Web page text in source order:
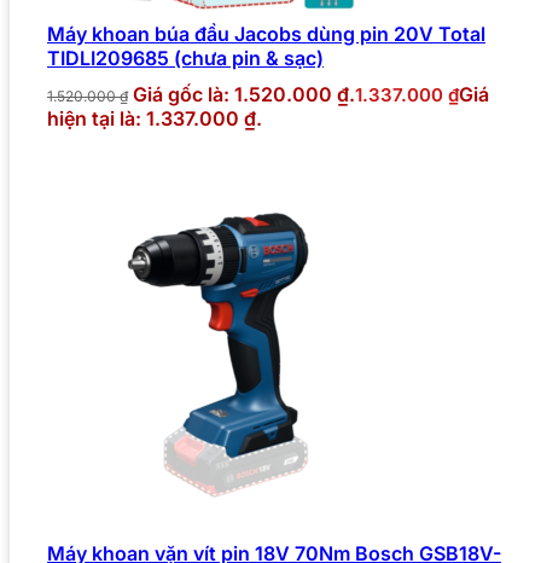
Máy khoan búa đầu Jacobs dùng pin 20V Total
TIDLI209685 (chưa pin & sạc)
1.520.000₫ Giá gốc là: 1.520.000 ₫.1.337.000 ₫Giá
hiện tại là: 1.337.000 ₫.
Máy khoan vặn vít pin 18V 70Nm Bosch GSB18V-